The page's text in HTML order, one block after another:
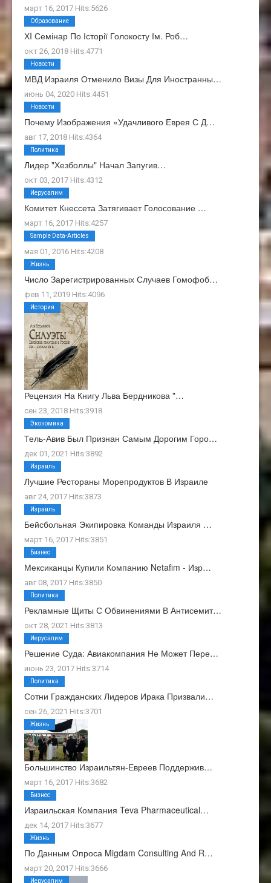
март 16, 2017 Hits:5626
ХI Семінар По Історії Голокосту Ім. Роб…
окт 26, 2018 Hits:4771
Образование
МВД Израиля Отменило Визы Для Иностранны…
июнь 04, 2020 Hits:4451
Новости
Почему Изображения «Удачливого Еврея С Д…
авг 17, 2018 Hits:4364
Новости
Лидер "Хезболлы" Начал Запугив…
окт 03, 2017 Hits:4312
Политика
Комитет Кнессета Затягивает Голосование …
март 16, 2017 Hits:4257
Иерусалим
О Нас
мая 01, 2016 Hits:4208
Sample Data-Articles
Число Зарегистрированных Случаев Гомофоб…
фев 11, 2019 Hits:4096
Жизнь
Рецензия На Книгу Льва Бердникова "…
сен 23, 2018 Hits:3918
История
Тель-Авив Был Признан Самым Дорогим Горо…
дек 01, 2021 Hits:3892
Экономика
Лучшие Рестораны Морепродуктов В Израиле
авг 24, 2017 Hits:3873
Израиль
Бейсбольная Экипировка Команды Израиля …
март 16, 2017 Hits:3851
Израиль
Мексиканцы Купили Компанию Netafim - Изр…
авг 08, 2017 Hits:3850
Бизнес
Рекламные Щиты С Обвинениями В Антисемит…
окт 28, 2021 Hits:3813
Политика
Решение Суда: Авиакомпания Не Может Пере…
июнь 23, 2017 Hits:3714
Иерусалим
Сотни Гражданских Лидеров Ирака Призвали…
сен 26, 2021 Hits:3701
Политика
Большинство Израильтян-Евреев Поддержив…
март 16, 2017 Hits:3682
Жизнь
Израильская Компания Teva Pharmaceutical…
дек 14, 2017 Hits:3677
Бизнес
По Данным Опроса Migdam Consulting And R…
март 20, 2017 Hits:3666
Жизнь
Иерусалим